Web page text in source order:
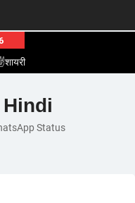
लव😽स्टेटस
इन हिंदी
इन हिंदीStatus